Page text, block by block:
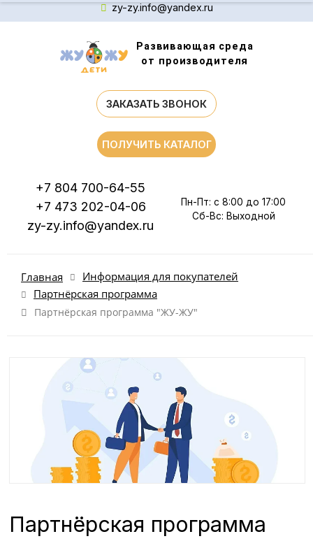
zy-zy.info@yandex.ru
Развивающая среда
от производителя
ЗАКАЗАТЬ ЗВОНОК
+7 804 700-64-55
+7 473 202-04-06
zy-zy.info@yandex.ru
Пн-Пт: с 8:00 до 17:00
Сб-Вс: Выходной
ПОЛУЧИТЬ КАТАЛОГ
Главная
Информация для покупателей
Партнёрская программа
Партнёрская программа "ЖУ-ЖУ"
Партнёрская программа